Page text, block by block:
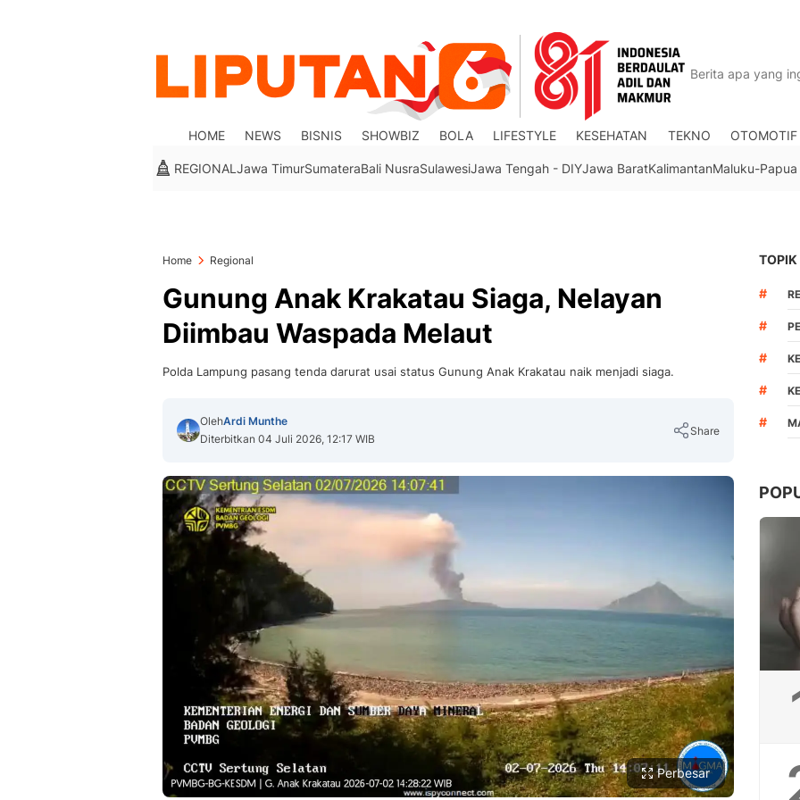
HOME NEWS BISNIS SHOWBIZ BOLA LIFESTYLE KESEHATAN TEKNO OTOMOTIF
REGIONAL Jawa TimurSumateraBali NusraSulawesiJawa Tengah - DIYJawa BaratKalimantanMaluku-Papua
Home Regional
Gunung Anak Krakatau Siaga, Nelayan
Diimbau Waspada Melaut
Polda Lampung pasang tenda darurat usai status Gunung Anak Krakatau naik menjadi siaga.
OlehArdi Munthe
Diterbitkan 04 Juli 2026, 12:17 WIB
Share
Perbesar
TOPIK
#
#
#
#
#